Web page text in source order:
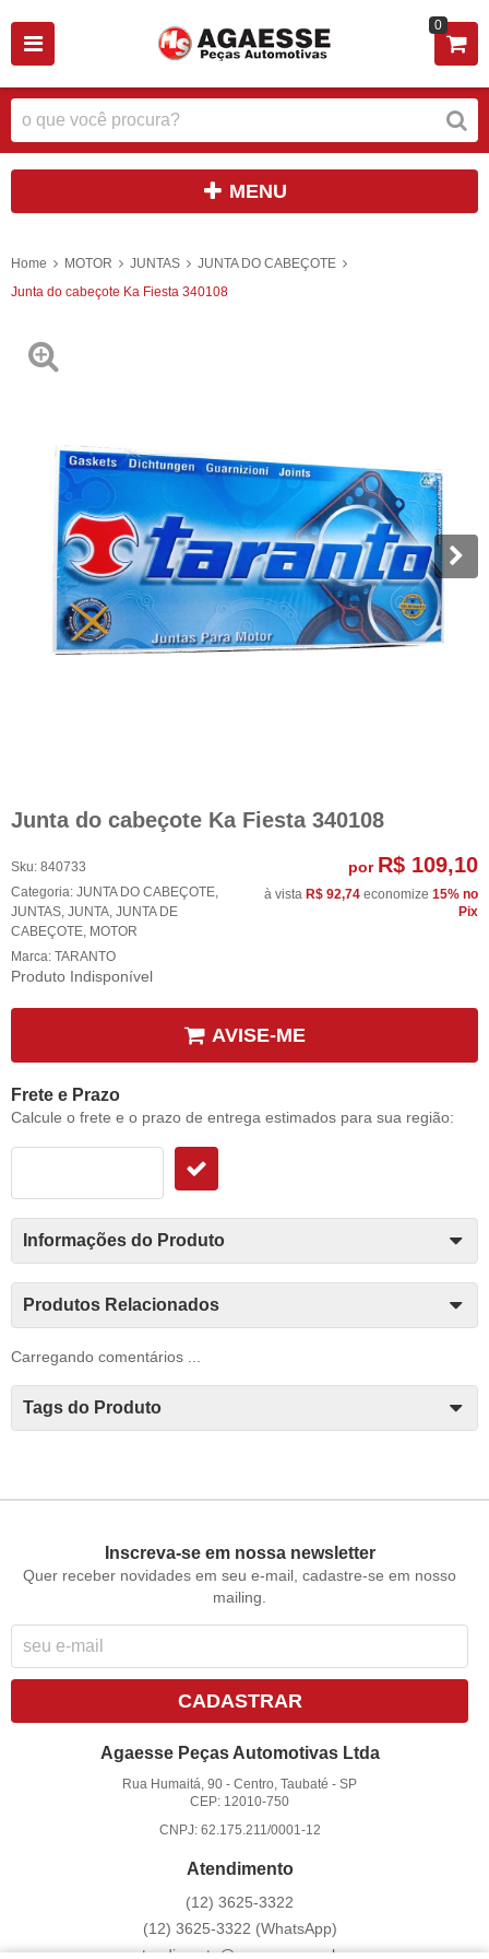
0
MENU
Home MOTOR JUNTAS
JUNTA DO CABEÇOTE
Junta do cabeçote Ka Fiesta 340108
Junta do cabeçote Ka Fiesta 340108
Sku: 840733
Categoria: JUNTA DO CABEÇOTE,
JUNTAS, JUNTA, JUNTA DE
CABEÇOTE, MOTOR
Marca: TARANTO
Produto Indisponível
por R$ 109,10
à vista R$ 92,74 economize 15% no
Pix
AVISE-ME
Frete e Prazo
Calcule o frete e o prazo de entrega estimados para sua região:
Informações do Produto
Produtos Relacionados
Carregando comentários ...
Tags do Produto
Inscreva-se em nossa newsletter
Quer receber novidades em seu e-mail, cadastre-se em nosso
mailing.
CADASTRAR
Agaesse Peças Automotivas Ltda
Rua Humaitá, 90 -Centro, Taubaté -SP
CEP: 12010-750
CNPJ: 62.175.211/0001-12
Atendimento
(12) 3625-3322
(12) 3625-3322 (WhatsApp)
atendimento@agaesse.com.br